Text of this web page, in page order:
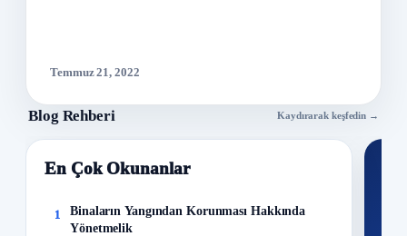
Temmuz 21, 2022
Blog Rehberi Kaydırarak keşfedin →
En Çok Okunanlar
1
Binaların Yangından Korunması Hakkında
Yönetmelik